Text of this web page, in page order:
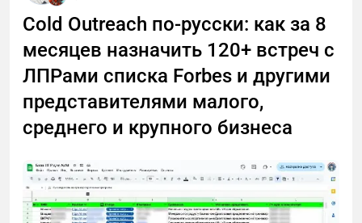
Телеграм-посевам привел к ошеломляющему
успеху. Поверьте, вы будете удивлены.
Cold Outreach по-русски: как за 8
месяцев назначить 120+ встреч с
ЛПРами списка Forbes и другими
представителями малого,
среднего и крупного бизнеса